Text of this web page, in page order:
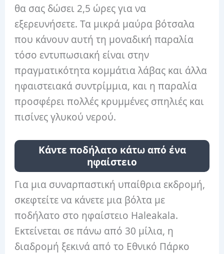
θα σας δώσει 2,5 ώρες για να
εξερευνήσετε. Τα μικρά μαύρα βότσαλα
που κάνουν αυτή τη μοναδική παραλία
τόσο εντυπωσιακή είναι στην
πραγματικότητα κομμάτια λάβας και άλλα
ηφαιστειακά συντρίμμια, και η παραλία
προσφέρει πολλές κρυμμένες σπηλιές και
πισίνες γλυκού νερού.
Κάντε ποδήλατο κάτω από ένα
ηφαίστειο
Για μια συναρπαστική υπαίθρια εκδρομή,
σκεφτείτε να κάνετε μια βόλτα με
ποδήλατο στο ηφαίστειο Haleakala.
Εκτείνεται σε πάνω από 30 μίλια, η
διαδρομή ξεκινά από το Εθνικό Πάρκο